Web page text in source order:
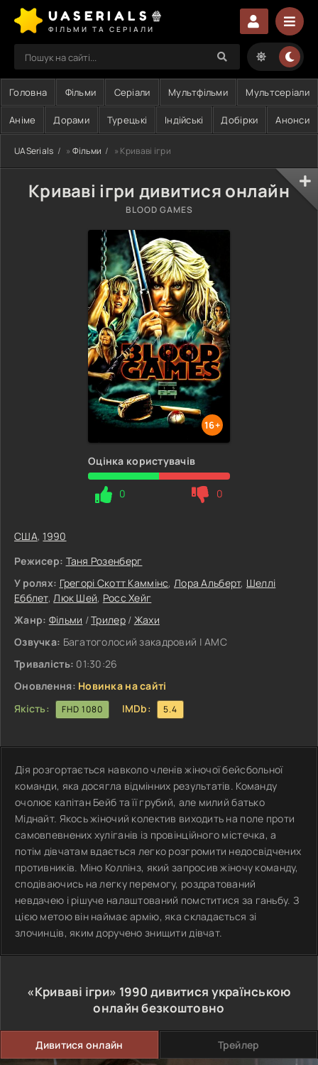
UASERIALS🍿
ФІЛЬМИ ТА СЕРІАЛИ
Головна Фільми Серіали Мультфільми Мультсеріали
Аніме Дорами Турецькі Індійські Добірки Анонси
UASerials » Фільми » Криваві ігри
Криваві ігри дивитися онлайн
BLOOD GAMES
16+
Оцінка користувачів
0 0
США,1990
Режисер: Таня Розенберг
У ролях: Грегорі Скотт Каммінс, Лора Альберт, Шеллі
Ебблет,Люк Шей, Росс Хейг
Жанр: Фільми /Трилер/ Жахи
Озвучка: Багатоголосий закадровий | АМС
Тривалість: 01:30:26
Оновлення: Новинка на сайті
Якість:
FHD 1080 IMDb: 5.4
Дія розгортається навколо членів жіночої бейсбольної
команди, яка досягла відмінних результатів. Команду
очолює капітан Бейб та її грубий, але милий батько
Міднайт. Якось жіночий колектив виходить на поле проти
самовпевнених хуліганів із провінційного містечка, а
потім дівчатам вдається легко розгромити недосвідчених
противників. Міно Коллінз, який запросив жіночу команду,
сподіваючись на легку перемогу, роздратований
невдачею і рішуче налаштований помститися за ганьбу. З
цією метою він наймає армію, яка складається зі
злочинців, яким доручено знищити дівчат.
«Криваві ігри» 1990 дивитися українською
онлайн безкоштовно
Дивитися онлайн Трейлер